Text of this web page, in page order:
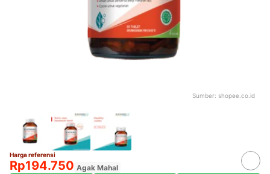
Sumber: shopee.co.id
Harga referensi
Rp194.750 Agak Mahal